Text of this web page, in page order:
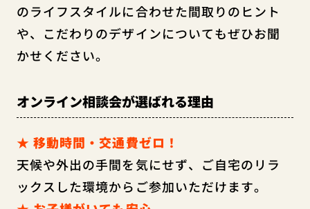
のライフスタイルに合わせた間取りのヒント
や、こだわりのデザインについてもぜひお聞
かせください。
オンライン相談会が選ばれる理由
★ 移動時間・交通費ゼロ！
天候や外出の手間を気にせず、ご自宅のリラ
ックスした環境からご参加いただけます。